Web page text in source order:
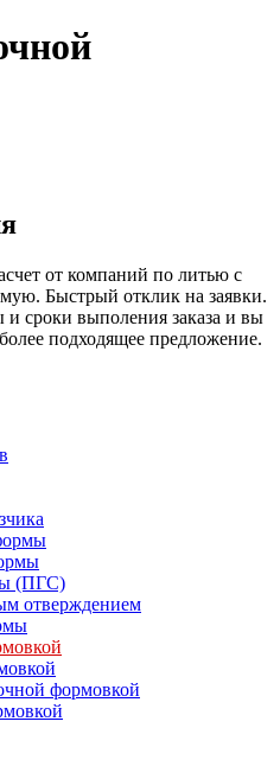
от компаний по литью с
Быстрый отклик на заявки.
сроки выполения заказа и вы
подходящее предложение.
(ПГС)
отверждением
формовкой